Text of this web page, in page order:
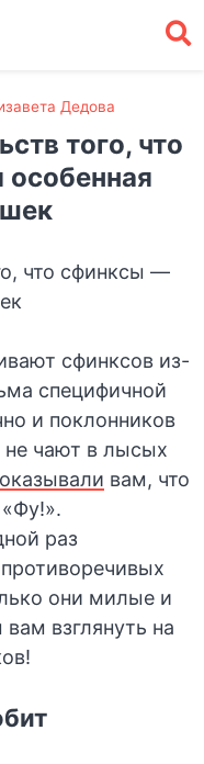
Дедова
того, что
сфинксов из-
специфичной
и поклонников
чают в лысых
вам, что
раз
они милые и
взглянуть на